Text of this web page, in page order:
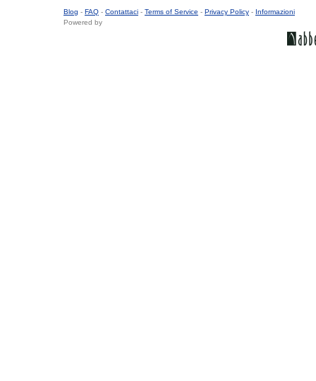
Blog - FAQ - Contattaci - Terms of Service - Privacy Policy - Informazioni
Powered by